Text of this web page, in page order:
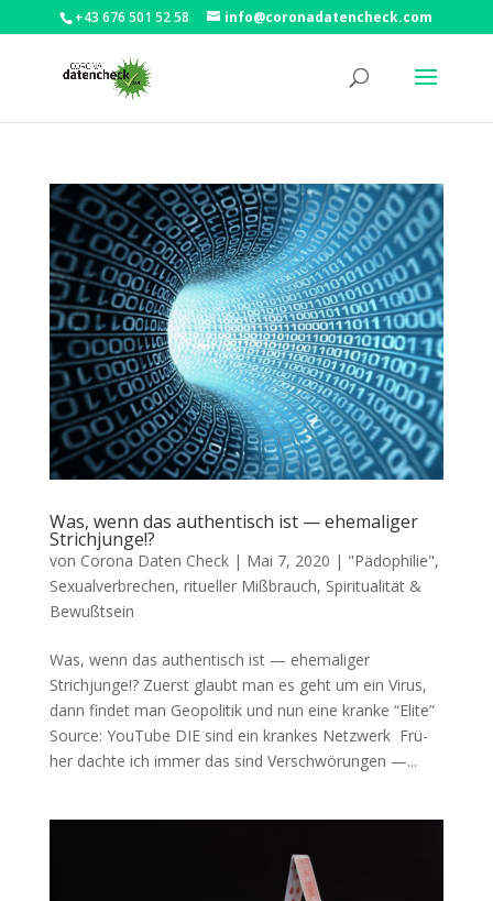
+43 676 501 52 58 info@coronadatencheck.com
Was, wenn das authentisch ist — ehemaliger
Strichjunge!?
von Corona Daten Check| Mai 7, 2020 | "Pädophilie",
Sexualverbrechen, ritueller Mißbrauch, Spiritualität &
Bewußtsein
Was, wenn das authentisch ist — ehemaliger
Strichjunge!? Zuerst glaubt man es geht um ein Virus,
dann fin­det man Geo­po­li­tik und nun eine kran­ke “Eli­te”
Source: You­Tube DIE sind ein kran­kes Netzwerk Frü­
her dach­te ich immer das sind Ver­schwö­run­gen —...